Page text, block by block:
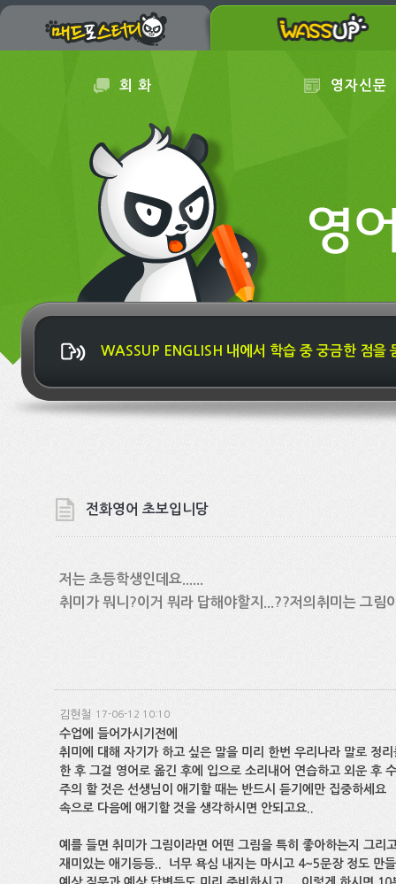
회 화 영자신문
WASSUP ENGLISH 내에서 학습 중 궁금한 점을
전화영어 초보입니당
저는 초등학생인데요......
취미가 뭐니?이거 뭐라 답해야할지...??저의취미는 그림
김현철 17-06-12 10:10
수업에 들어가시기전에
취미에 대해 자기가 하고 싶은 말을 미리 한번 우리나라 말로 정리
한 후 그걸 영어로 옮긴 후에 입으로 소리내어 연습하고 외운 후
주의 할 것은 선생님이 애기할 때는 반드시 듣기에만 집중하세요
속으로 다음에 애기할 것을 생각하시면 안되고요..
예를 들면 취미가 그림이라면 어떤 그림을 특히 좋아하는지 그리
재미있는 애기등등.. 너무 욕심 내지는 마시고 4~5문장 정도 만